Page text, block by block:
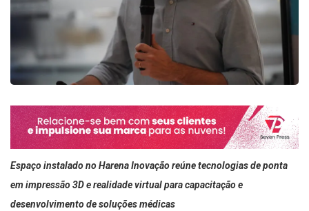
Espaço instalado no Harena Inovação reúne tecnologias de ponta
em impressão 3D e realidade virtual para capacitação e
desenvolvimento de soluções médicas